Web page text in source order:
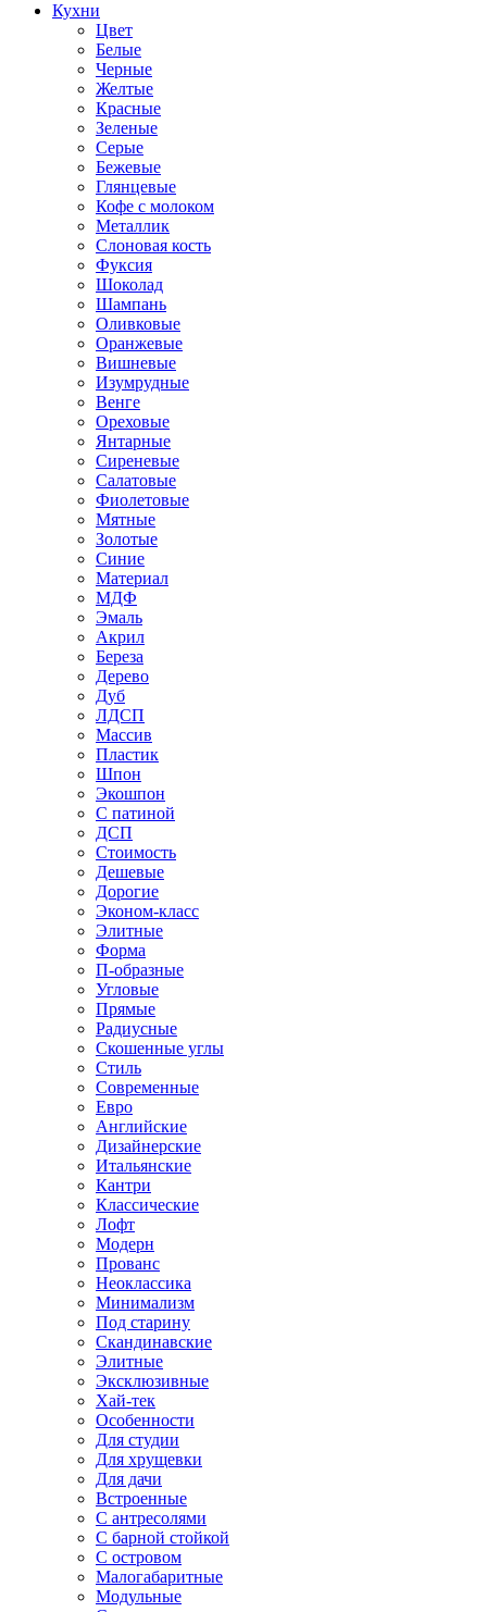
Кухни
Цвет
Белые
Черные
Желтые
Красные
Зеленые
Серые
Бежевые
Глянцевые
Кофе с молоком
Металлик
Слоновая кость
Фуксия
Шоколад
Шампань
Оливковые
Оранжевые
Вишневые
Изумрудные
Венге
Ореховые
Янтарные
Сиреневые
Салатовые
Фиолетовые
Мятные
Золотые
Синие
Материал
МДФ
Эмаль
Акрил
Береза
Дерево
Дуб
ЛДСП
Массив
Пластик
Шпон
Экошпон
С патиной
ДСП
Стоимость
Дешевые
Дорогие
Эконом-класс
Элитные
Форма
П-образные
Угловые
Прямые
Радиусные
Скошенные углы
Стиль
Современные
Евро
Английские
Дизайнерские
Итальянские
Кантри
Классические
Лофт
Модерн
Прованс
Неоклассика
Минимализм
Под старину
Скандинавские
Элитные
Эксклюзивные
Хай-тек
Особенности
Для студии
Для хрущевки
Для дачи
Встроенные
С антресолями
С барной стойкой
С островом
Малогабаритные
Модульные